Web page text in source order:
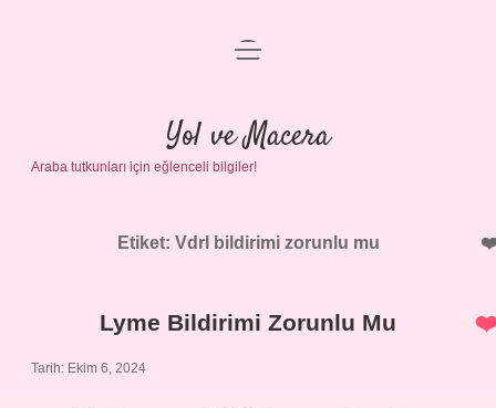
Anasayfa
Gizlilik Politikası
Yasal Uyarı
menüyü
Yol ve Macera
Araba tutkunları için eğlenceli bilgiler!
Etiket: Vdrl bildirimi zorunlu mu
Lyme Bildirimi Zorunlu Mu
Tarih: Ekim 6, 2024